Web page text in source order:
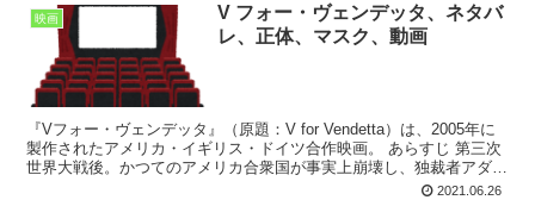
映画
V フォー・ヴェンデッタ、ネタバ
レ、正体、マスク、動画
『Vフォー・ヴェンデッタ』（原題：V for Vendetta）は、2005年に
製作されたアメリカ・イギリス・ドイツ合作映画。 あらすじ 第三次
世界大戦後。かつてのアメリカ合衆国が事実上崩壊し、独裁者アダ
2021.06.26